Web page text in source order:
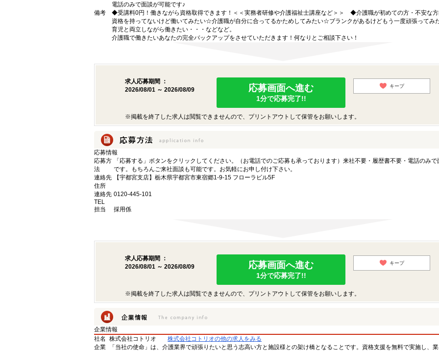
電話のみで面談が可能です♪
備考
◆受講料0円！働きながら資格取得できます！＜＜実務者研修や介護福祉士講座など＞＞ ◆介護職が初めての方・不安な
資格を持ってないけど働いてみたい☆介護職が自分に合ってるかためしてみたい☆ブランクがあるけどもう一度頑張ってみ
育児と両立しながら働きたい・・・などなど。
介護職で働きたいあなたの完全バックアップをさせていただきます！何なりとご相談下さい！
求人応募期間 ：
2026/08/01 ～ 2026/08/09
応募画面へ進む
1分で応募完了!!
キープ
※掲載を終了した求人は閲覧できませんので、プリントアウトして保管をお願いします。
応募情報
応募方
法
「応募する」ボタンをクリックしてください。（お電話でのご応募も承っております）来社不要・履歴書不要・電話のみで
です。もちろんご来社面談も可能です。お気軽にお申し付け下さい。
連絡先
住所
【宇都宮支店】栃木県宇都宮市東宿郷1-9-15 フローラビル5F
連絡先
TEL
0120-445-101
担当 採用係
求人応募期間 ：
2026/08/01 ～ 2026/08/09
応募画面へ進む
1分で応募完了!!
キープ
※掲載を終了した求人は閲覧できませんので、プリントアウトして保管をお願いします。
企業情報
社名
株式会社コトリオ
株式会社コトリオの他の求人をみる
企業
「当社の使命」は、介護業界で頑張りたいと思う志高い方と施設様との架け橋となることです。資格支援を無料で実施し、